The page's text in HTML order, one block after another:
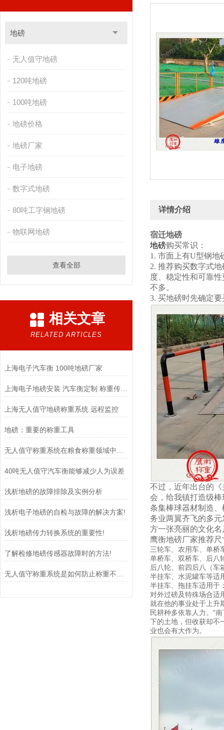
地磅
无人值守地磅
120吨地磅
100吨地磅
地磅价格
地磅厂家
电子地磅
数字式地磅
80吨工字钢地磅
物联网地磅
查看全部
相关文章
RELATED ARTICLES
上海电子汽车衡 100吨地磅厂家
上海电子地磅安装 汽车衡定制 称重传感器
上海无人值守地磅称重系统 远程监控
地磅：重要的称重工具
40吨无人值守汽车衡能够减少人为误差
浅析地磅的故障排除及实例分析
浅析电子地磅的自检与故障的解决方案!
浅析地磅传力转换系统的重要性!
了解检修地磅传感器故障时的方法!
详情介绍
宿迁地磅
地磅购买常识：
1. 市面上有U型钢地
2. 推荐购买数字式
度、稳定性和可靠
不多。
3. 买地磅时先确定
不过，近年出台的
会，给我镇打造级
条集棒球器材制造
务业两翼齐飞的多
方一张亮丽的文化名
鹰衡地磅厂家推荐
三轮车、农用车、单桥
单桥车、双桥车、后八
后八轮、前四后八（
半挂车、水泥罐车等适
半挂车、拖挂车适用于
对外过磅及特殊场合适
就在他的事业处于上升
民耕种多依靠人力。“
下的土地，但收获却不
业也会有大作为。